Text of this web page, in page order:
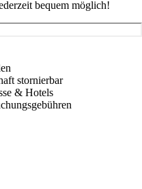
bequem möglich!
stornierbar
& Hotels